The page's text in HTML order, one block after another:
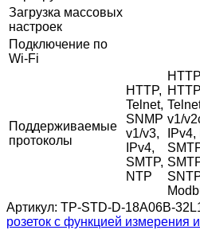
Загрузка массовых
настроек
Подключение по
Wi-Fi
Поддерживаемые
протоколы
HTTP,
Telnet,
SNMP
v1/v3,
IPv4,
SMTP,
NTP
v1/
Артикул: TP-STD-D-18A06B-
розеток с функцией измерения